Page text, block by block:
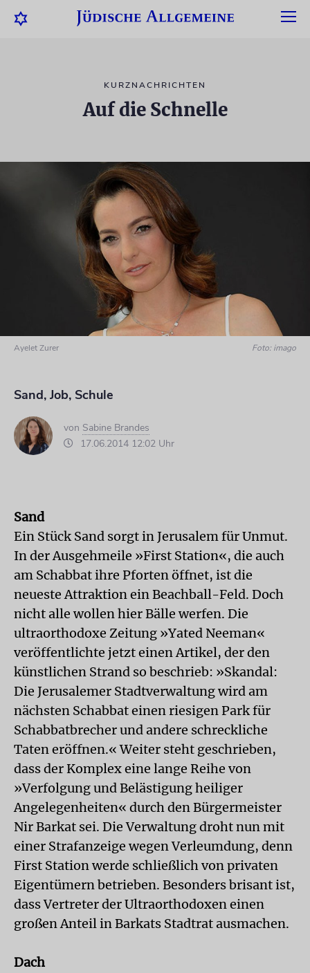
KURZNACHRICHTEN
Auf die Schnelle
Ayelet Zurer Foto: imago
Sand, Job, Schule
von Sabine Brandes
17.06.2014 12:02 Uhr
Sand
Ein Stück Sand sorgt in Jerusalem für Unmut.
In der Ausgehmeile »First Station«, die auch
am Schabbat ihre Pforten öffnet, ist die
neueste Attraktion ein Beachball-Feld. Doch
nicht alle wollen hier Bälle werfen. Die
ultraorthodoxe Zeitung »Yated Neeman«
veröffentlichte jetzt einen Artikel, der den
künstlichen Strand so beschrieb: »Skandal:
Die Jerusalemer Stadtverwaltung wird am
nächsten Schabbat einen riesigen Park für
Schabbatbrecher und andere schreckliche
Taten eröffnen.« Weiter steht geschrieben,
dass der Komplex eine lange Reihe von
»Verfolgung und Belästigung heiliger
Angelegenheiten« durch den Bürgermeister
Nir Barkat sei. Die Verwaltung droht nun mit
einer Strafanzeige wegen Verleumdung, denn
First Station werde schließlich von privaten
Eigentümern betrieben. Besonders brisant ist,
dass Vertreter der Ultraorthodoxen einen
großen Anteil in Barkats Stadtrat ausmachen.
Dach